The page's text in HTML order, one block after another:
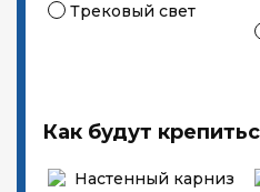
Трековый свет
Как будут